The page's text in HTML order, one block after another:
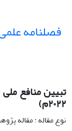
فصلنامه
۲۰۲۲م)
نوع مقاله : مقاله